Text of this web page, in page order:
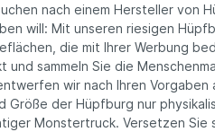
nach einem Hersteller von
will: Mit unseren riesigen
die mit Ihrer Werbung
sammeln Sie die
wir nach Ihren
Größe der Hüpfburg nur
Monstertruck. Versetzen